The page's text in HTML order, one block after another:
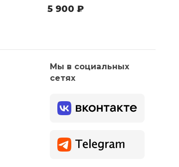
5 900 ₽
Мы в социальных
сетях